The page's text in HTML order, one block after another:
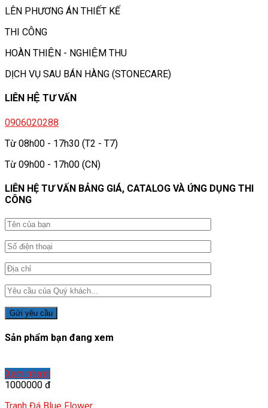
LÊN PHƯƠNG ÁN THIẾT KẾ
THI CÔNG
HOÀN THIỆN - NGHIỆM THU
DỊCH VỤ SAU BÁN HÀNG (STONECARE)
LIÊN HỆ TƯ VẤN
0906020288
Từ 08h00 - 17h30 (T2 - T7)
Từ 09h00 - 17h00 (CN)
LIÊN HỆ TƯ VẤN BẢNG GIÁ, CATALOG VÀ ỨNG DỤNG THI
CÔNG
Sản phẩm bạn đang xem
Xem nhanh
1000000 đ
Tranh Đá Blue Flower